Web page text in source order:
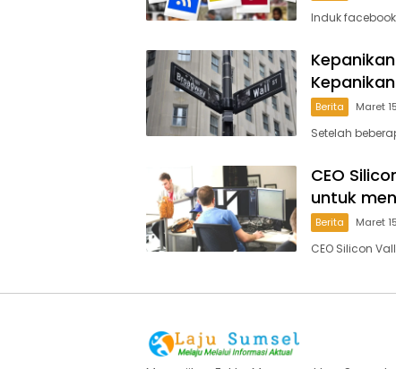
Induk
Berita Maret
Setelah
CEO
untuk
Berita Maret
CEO Silicon